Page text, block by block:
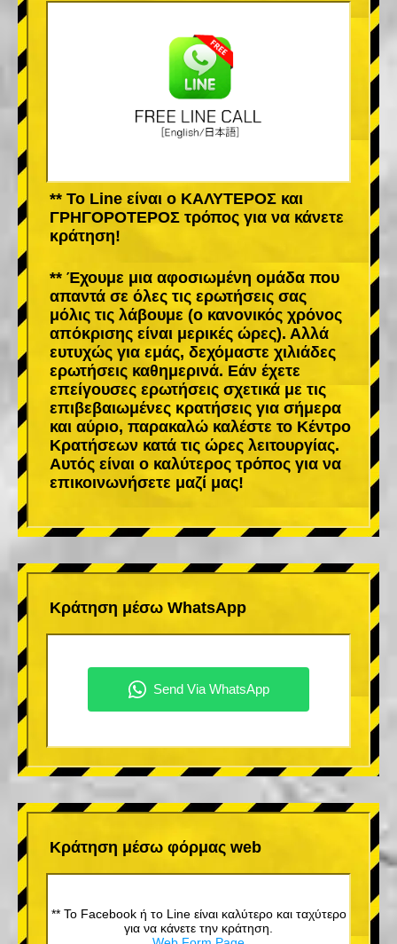
** Το Line είναι ο ΚΑΛΥΤΕΡΟΣ και
ΓΡΗΓΟΡΟΤΕΡΟΣ τρόπος για να κάνετε
κράτηση!
** Έχουμε μια αφοσιωμένη ομάδα που
απαντά σε όλες τις ερωτήσεις σας
μόλις τις λάβουμε (ο κανονικός χρόνος
απόκρισης είναι μερικές ώρες). Αλλά
ευτυχώς για εμάς, δεχόμαστε χιλιάδες
ερωτήσεις καθημερινά. Εάν έχετε
επείγουσες ερωτήσεις σχετικά με τις
επιβεβαιωμένες κρατήσεις για σήμερα
και αύριο, παρακαλώ καλέστε το Κέντρο
Κρατήσεων κατά τις ώρες λειτουργίας.
Αυτός είναι ο καλύτερος τρόπος για να
επικοινωνήσετε μαζί μας!
Κράτηση μέσω WhatsApp
Κράτηση μέσω φόρμας web
** Το Facebook ή το Line είναι καλύτερο και ταχύτερο
για να κάνετε την κράτηση.